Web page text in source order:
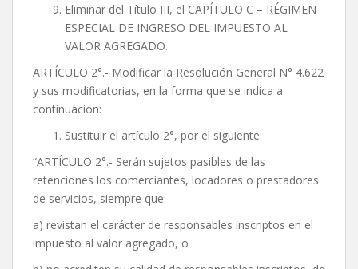
Eliminar del Título III, el CAPÍTULO C – RÉGIMEN
ESPECIAL DE INGRESO DEL IMPUESTO AL
VALOR AGREGADO.
ARTÍCULO 2°.- Modificar la Resolución General N° 4.622
y sus modificatorias, en la forma que se indica a
continuación:
Sustituir el artículo 2°, por el siguiente:
“ARTÍCULO 2°.- Serán sujetos pasibles de las
retenciones los comerciantes, locadores o prestadores
de servicios, siempre que:
a) revistan el carácter de responsables inscriptos en el
impuesto al valor agregado, o